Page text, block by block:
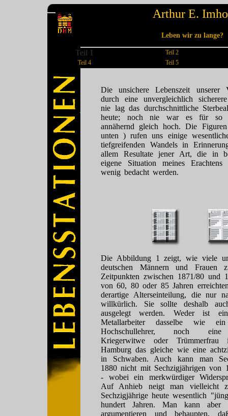
Arthur E.
Leben wir zu lange?
Teil 1
Teil 2
Teil 4
Teil 5
Die unsichere Lebenszeit unserer
durch eine unvergleichlich
nie lag das durchschnittliche
heute; noch nie war es für so
annähernd gleich hoch. Die
unten ) rufen uns einige
tiefgreifenden Wandels in
allem Resultate jener Art, die in
eigene Situation meines
wenig bedacht werden.
Die Abbildung 1 zeigt, wie viele
deutschen Männern und Frauen
Zeitpunkten zwischen 1871/80 und
von 60, 80 oder 85 Jahren
derartige Alterseinteilung, die nur
willkürlich. Sie sollte deshalb
ausgelegt werden. Weder ist ein
Metallarbeiter dasselbe wie ein
Hochschullehrer, noch eine
Kriegerwitwe oder
Hamburg das gleiche wie eine
in Schwaben. Auch kann man
1880 nicht mit Sechzigjährigen von
- wobei ein merkwürdiger
Auf Anhieb neigt man vielleicht
Sechzigjährige heute wesentlich
hundert Jahren. Man kann aber
argumentieren und behaupten,